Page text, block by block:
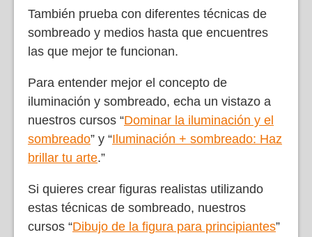
También prueba con diferentes técnicas de
sombreado y medios hasta que encuentres
las que mejor te funcionan.
Para entender mejor el concepto de
iluminación y sombreado, echa un vistazo a
nuestros cursos “Dominar la iluminación y el
sombreado” y “Iluminación + sombreado: Haz
brillar tu arte.”
Si quieres crear figuras realistas utilizando
estas técnicas de sombreado, nuestros
cursos “Dibujo de la figura para principiantes”